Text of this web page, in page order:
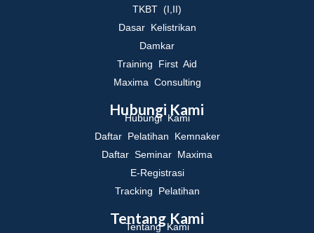
TKBT (I,II)
Dasar Kelistrikan
Damkar
Training First Aid
Maxima Consulting
Hubungi Kami
Hubungi Kami
Daftar Pelatihan Kemnaker
Daftar Seminar Maxima
E-Registrasi
Tracking Pelatihan
Tentang Kami
Tentang Kami